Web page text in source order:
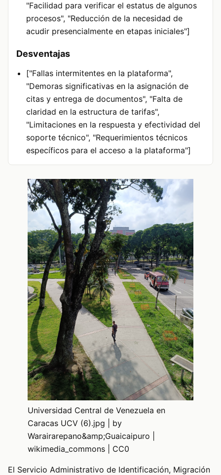
"Facilidad para verificar el estatus de algunos
procesos", "Reducción de la necesidad de
acudir presencialmente en etapas iniciales"]
Desventajas
["Fallas intermitentes en la plataforma",
"Demoras significativas en la asignación de
citas y entrega de documentos", "Falta de
claridad en la estructura de tarifas",
"Limitaciones en la respuesta y efectividad del
soporte técnico", "Requerimientos técnicos
específicos para el acceso a la plataforma"]
Universidad Central de Venezuela en
Caracas UCV (6).jpg | by
Warairarepano&amp;Guaicaipuro |
wikimedia_commons | CC0
El Servicio Administrativo de Identificación, Migración